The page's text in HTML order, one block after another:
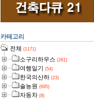
카테고리
전체 (1171)
소구리하우스 (261)
여행일기 (54)
한국의산하 (23)
솔농원 (695)
자동차 (8)